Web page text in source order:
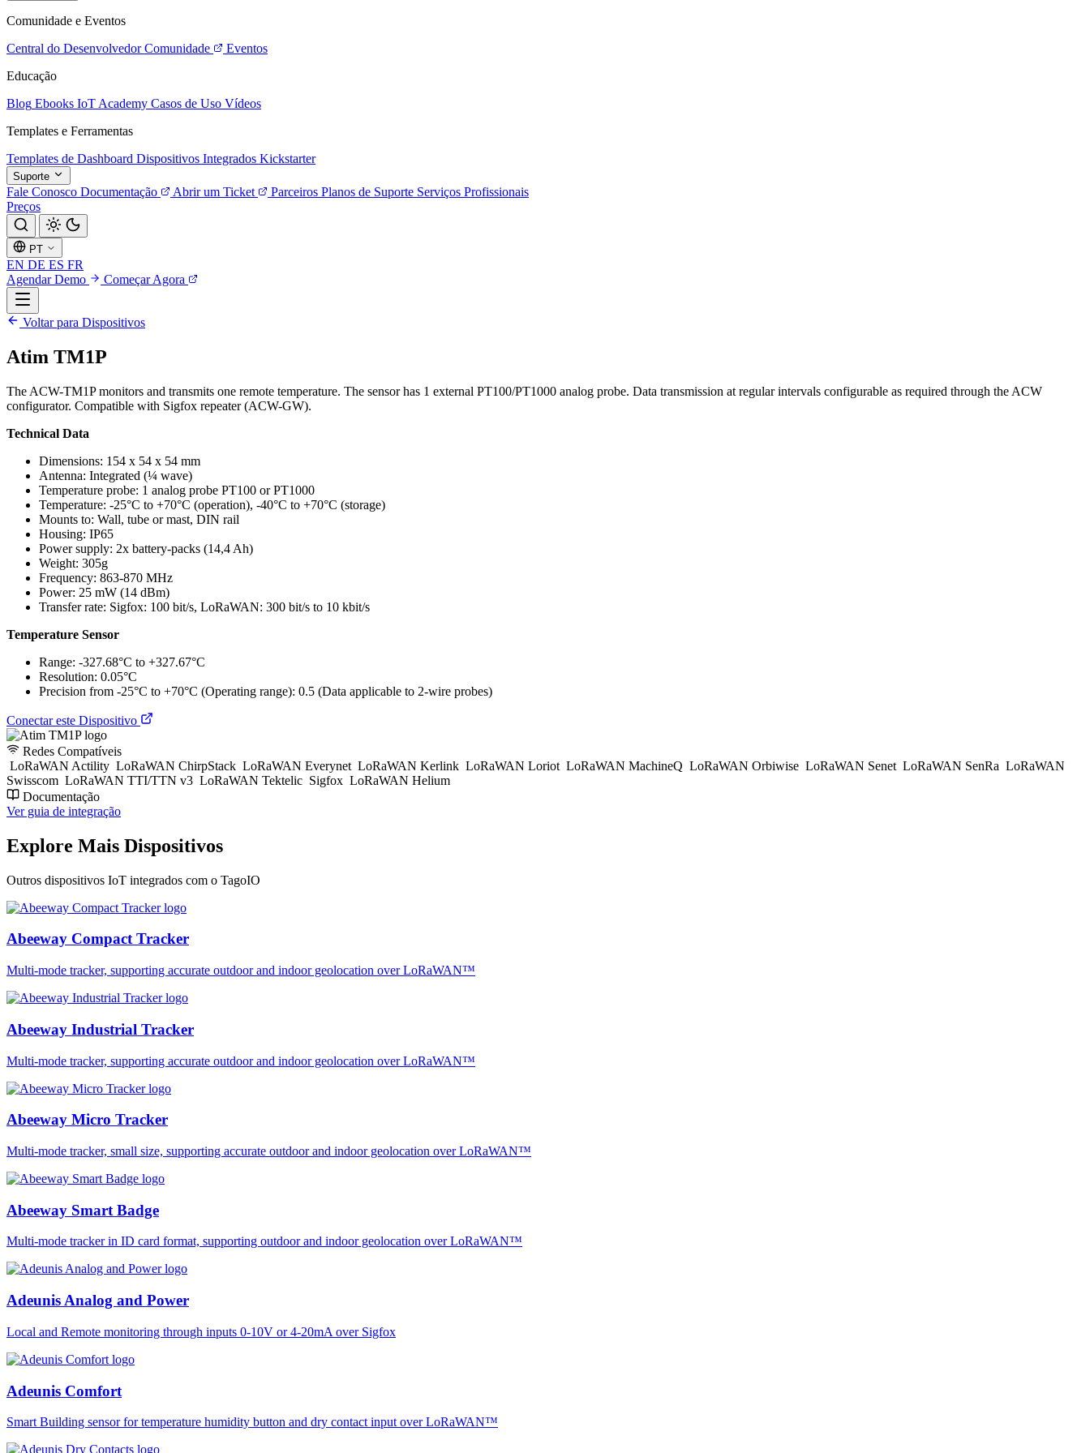
Comunidade e Eventos
Central do Desenvolvedor Comunidade
Eventos
Educação
Blog Ebooks IoT Academy Casos de Uso Vídeos
Templates e Ferramentas
Templates de Dashboard Dispositivos Integrados Kickstarter
Suporte
Fale Conosco Documentação Abrir um Ticket Parceiros Planos de Suporte Serviços Profissionais
Preços
PT
EN DE ES FR
Agendar Demo
Começar Agora
Voltar para Dispositivos
Atim TM1P
The ACW-TM1P monitors and transmits one remote temperature. The sensor has 1 external PT100/PT1000 analog probe. Data transmission at regular intervals configurable as required through the ACW
configurator. Compatible with Sigfox repeater (ACW-GW).
Technical Data
Dimensions: 154 x 54 x 54 mm
Antenna: Integrated (¼ wave)
Temperature probe: 1 analog probe PT100 or PT1000
Temperature: -25°C to +70°C (operation), -40°C to +70°C (storage)
Mounts to: Wall, tube or mast, DIN rail
Housing: IP65
Power supply: 2x battery-packs (14,4 Ah)
Weight: 305g
Frequency: 863-870 MHz
Power: 25 mW (14 dBm)
Transfer rate: Sigfox: 100 bit/s, LoRaWAN: 300 bit/s to 10 kbit/s
Temperature Sensor
Range: -327.68°C to +327.67°C
Resolution: 0.05°C
Precision from -25°C to +70°C (Operating range): 0.5 (Data applicable to 2-wire probes)
Conectar este Dispositivo
Redes Compatíveis
LoRaWAN Actility LoRaWAN ChirpStack LoRaWAN Everynet LoRaWAN Kerlink LoRaWAN Loriot LoRaWAN MachineQ LoRaWAN Orbiwise LoRaWAN Senet LoRaWAN SenRa LoRaWAN
Swisscom LoRaWAN TTI/TTN v3 LoRaWAN Tektelic Sigfox LoRaWAN Helium
Documentação
Ver guia de integração
Explore Mais Dispositivos
Outros dispositivos IoT integrados com o TagoIO
Abeeway Compact Tracker
Multi-mode tracker, supporting accurate outdoor and indoor geolocation over LoRaWAN™
Abeeway Industrial Tracker
Multi-mode tracker, supporting accurate outdoor and indoor geolocation over LoRaWAN™
Abeeway Micro Tracker
Multi-mode tracker, small size, supporting accurate outdoor and indoor geolocation over LoRaWAN™
Abeeway Smart Badge
Multi-mode tracker in ID card format, supporting outdoor and indoor geolocation over LoRaWAN™
Adeunis Analog and Power
Local and Remote monitoring through inputs 0-10V or 4-20mA over Sigfox
Adeunis Comfort
Smart Building sensor for temperature humidity button and dry contact input over LoRaWAN™